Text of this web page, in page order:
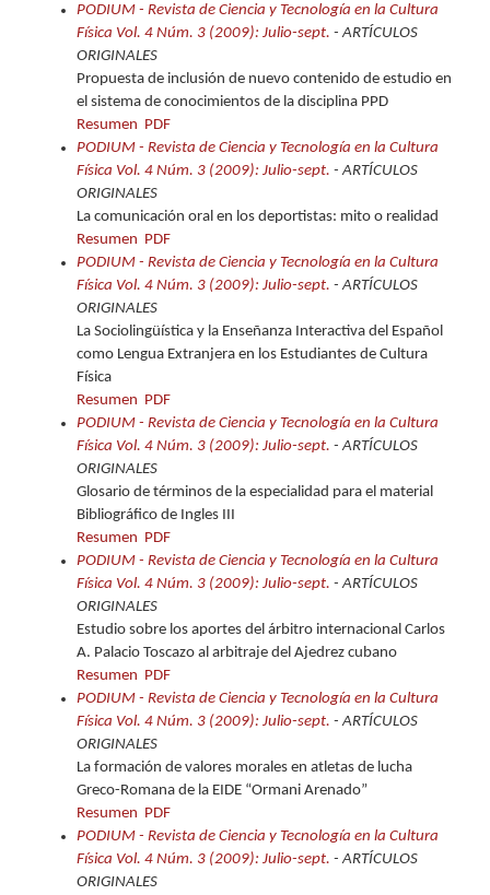
PODIUM - Revista de Ciencia y Tecnología en la Cultura
Física Vol. 4 Núm. 3 (2009): Julio-sept. - ARTÍCULOS
ORIGINALES
Propuesta de inclusión de nuevo contenido de estudio en
el sistema de conocimientos de la disciplina PPD
Resumen PDF
PODIUM - Revista de Ciencia y Tecnología en la Cultura
Física Vol. 4 Núm. 3 (2009): Julio-sept. - ARTÍCULOS
ORIGINALES
La comunicación oral en los deportistas: mito o realidad
Resumen PDF
PODIUM - Revista de Ciencia y Tecnología en la Cultura
Física Vol. 4 Núm. 3 (2009): Julio-sept. - ARTÍCULOS
ORIGINALES
La Sociolingüística y la Enseñanza Interactiva del Español
como Lengua Extranjera en los Estudiantes de Cultura
Física
Resumen PDF
PODIUM - Revista de Ciencia y Tecnología en la Cultura
Física Vol. 4 Núm. 3 (2009): Julio-sept. - ARTÍCULOS
ORIGINALES
Glosario de términos de la especialidad para el material
Bibliográfico de Ingles III
Resumen PDF
PODIUM - Revista de Ciencia y Tecnología en la Cultura
Física Vol. 4 Núm. 3 (2009): Julio-sept. - ARTÍCULOS
ORIGINALES
Estudio sobre los aportes del árbitro internacional Carlos
A. Palacio Toscazo al arbitraje del Ajedrez cubano
Resumen PDF
PODIUM - Revista de Ciencia y Tecnología en la Cultura
Física Vol. 4 Núm. 3 (2009): Julio-sept. - ARTÍCULOS
ORIGINALES
La formación de valores morales en atletas de lucha
Greco-Romana de la EIDE “Ormani Arenado”
Resumen PDF
PODIUM - Revista de Ciencia y Tecnología en la Cultura
Física Vol. 4 Núm. 3 (2009): Julio-sept. - ARTÍCULOS
ORIGINALES